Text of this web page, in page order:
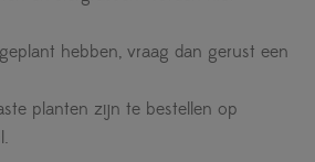
hebben, vraag dan gerust een
planten zijn te bestellen op